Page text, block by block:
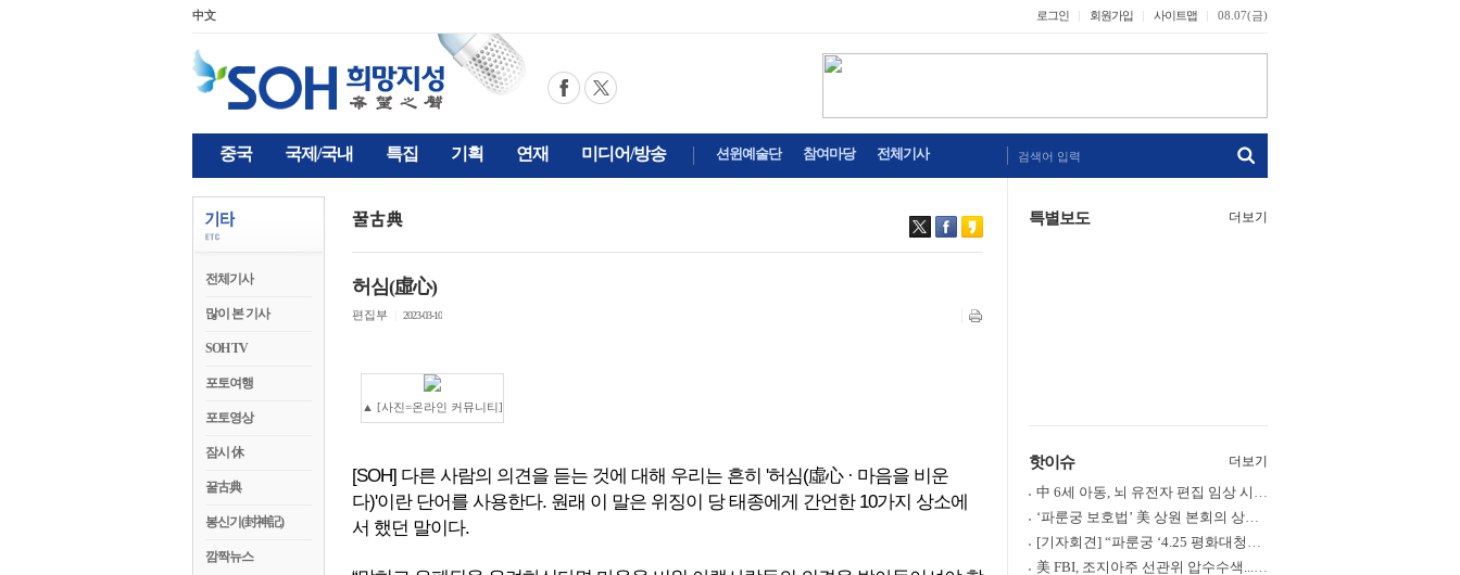
中文 로그인 회원가입 사이트맵 08.07(금)
중국 국제/국내 특집 기획 연재 미디어/방송 션윈예술단 참여마당 전체기사 검색어 입력
전체기사
많이 본 기사
SOH TV
포토여행
포토영상
잠시 休
꿀古典
봉신기(封神記)
깜짝뉴스
허심(虛心)
편집부 2023-03-10
▲ [사진=온라인 커뮤니티]
[SOH] 다른 사람의 의견을 듣는 것에 대해 우리는 흔히 '허심(虛心 · 마음을 비운
다)'이란 단어를 사용한다. 원래 이 말은 위징이 당 태종에게 간언한 10가지 상소에
서 했던 말이다.
특별보도 더보기
핫이슈 더보기
中 6세 아동, 뇌 유전자 편집 임상 시험 중 사망... 의료진 1년간 ....
‘파룬궁 보호법’ 美 상원 본회의 상정... 최종 입법 ‘초읽기’
[기자회견] “파룬궁 ‘4.25 평화대청원’ 기념 & 중공의 션윈 공연 .....
美 FBI, 조지아주 선관위 압수수색... 트럼프 “부정선거 증거 확보....